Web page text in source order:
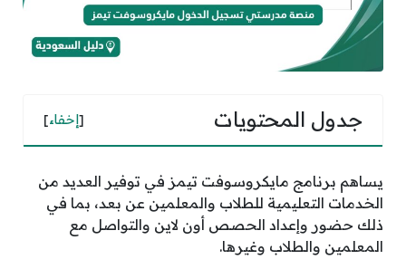
جدول المحتويات [إخفاء]
يساهم برنامج مايكروسوفت تيمز في توفير العديد من
الخدمات التعليمية للطلاب والمعلمين عن بعد، بما في
ذلك حضور وإعداد الحصص أون لاين والتواصل مع
المعلمين والطلاب وغيرها.